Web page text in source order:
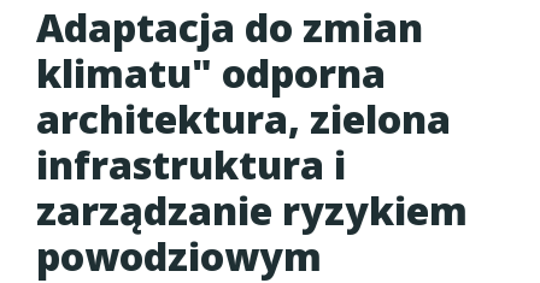
Adaptacja do zmian
klimatu" odporna
architektura, zielona
infrastruktura i
zarządzanie ryzykiem
powodziowym